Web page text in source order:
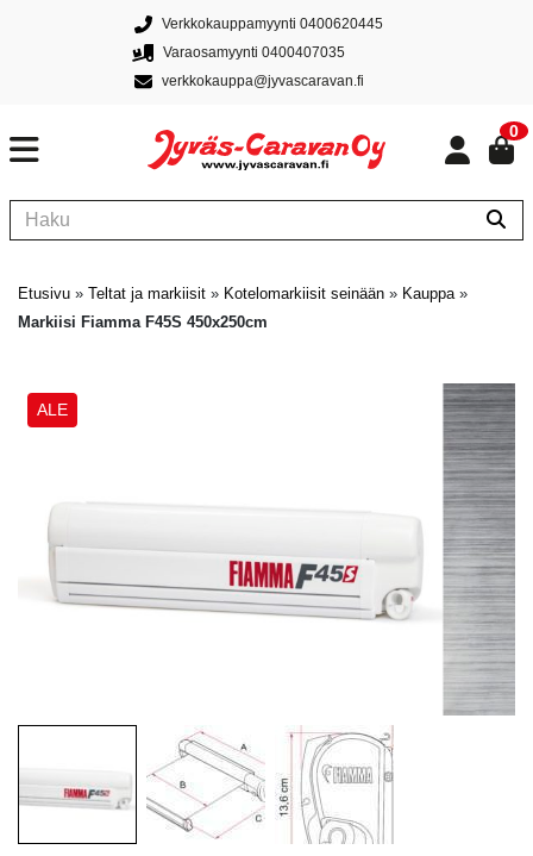
Verkkokauppamyynti 0400620445
Varaosamyynti 0400407035
verkkokauppa@jyvascaravan.fi
0
Etusivu » Teltat ja markiisit » Kotelomarkiisit seinään » Kauppa»
Markiisi Fiamma F45S 450x250cm
ALE